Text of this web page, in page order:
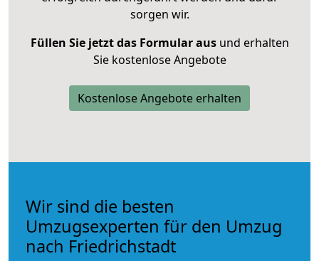
sorgen wir.
Füllen Sie jetzt das Formular ausund erhalten
Sie kostenlose Angebote
Kostenlose Angebote erhalten
Wir sind die besten
Umzugsexperten für den Umzug
nach Friedrichstadt